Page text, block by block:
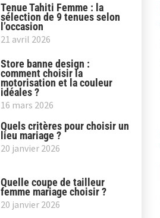
Tenue Tahiti Femme : la
sélection de 9 tenues selon
l’occasion
21 avril 2026
Store banne design :
comment choisir la
motorisation et la couleur
idéales ?
16 mars 2026
Quels critères pour choisir un
lieu mariage ?
20 janvier 2026
Quelle coupe de tailleur
femme mariage choisir ?
20 janvier 2026